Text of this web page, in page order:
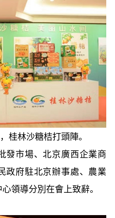
桂林沙糖桔打頭陣。
發市場、北京廣西企業商
政府駐北京辦事處、農業
領導分別在會上致辭。